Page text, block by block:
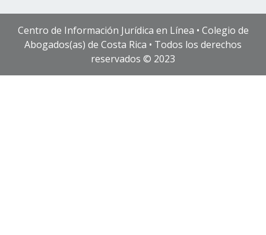
Centro de Información Jurídica en Línea • Colegio de
Abogados(as) de Costa Rica • Todos los derechos
reservados © 2023